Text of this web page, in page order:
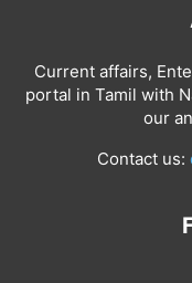
Current affairs,
portal in Tamil with
our
Contact us: